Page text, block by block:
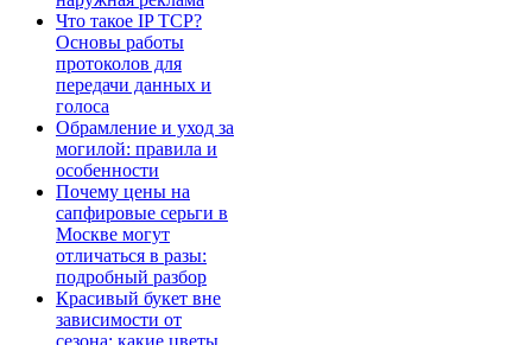
Что такое IP TCP?
Основы работы
протоколов для
передачи данных и
голоса
Обрамление и уход за
могилой: правила и
особенности
Почему цены на
сапфировые серьги в
Москве могут
отличаться в разы:
подробный разбор
Красивый букет вне
зависимости от